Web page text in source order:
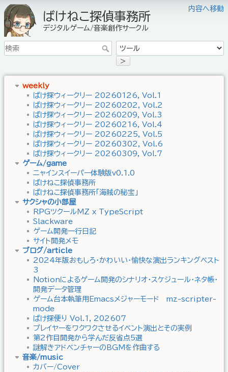
内容へ移動
ばけねこ探偵事務所
デジタルゲーム/音楽創作サークル
>
weekly
ばけ探ウィークリー 20260126, Vol.1
ばけ探ウィークリー 20260202, Vol.2
ばけ探ウィークリー 20260209, Vol.3
ばけ探ウィークリー 20260216, Vol.4
ばけ探ウィークリー 20260225, Vol.5
ばけ探ウィークリー 20260302, Vol.6
ばけ探ウィークリー 20260309, Vol.7
ゲーム/game
ニャインスイーパー体験版v0.1.0
ばけねこ探偵事務所
ばけねこ探偵事務所「海賊の秘宝」
サクシャの小部屋
RPGツクールMZ x TypeScript
Slackware
ゲーム開発一行日記
サイト開発メモ
ブログ/article
2024年版おもしろ・かわいい・愉快な演出ランキングベスト
3
Notionによるゲーム開発のシナリオ・スケジュール・ネタ帳・
開発データ管理
ゲーム台本執筆用Emacsメジャーモード mz-scripter-
mode
ばけ探便り Vol.1, 202607
プレイヤーをワクワクさせるイベント演出とその実例
第2作目開発から学んだ反省点5選
謎解きアドベンチャーのBGMを作曲する
音楽/music
カバー/Cover